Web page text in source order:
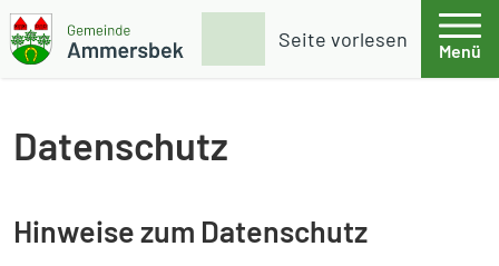
Weiter zum Inhalt
Skip to footer
Seite vorlesen
Suche
Menü
Datenschutz
Hinweise zum Datenschutz